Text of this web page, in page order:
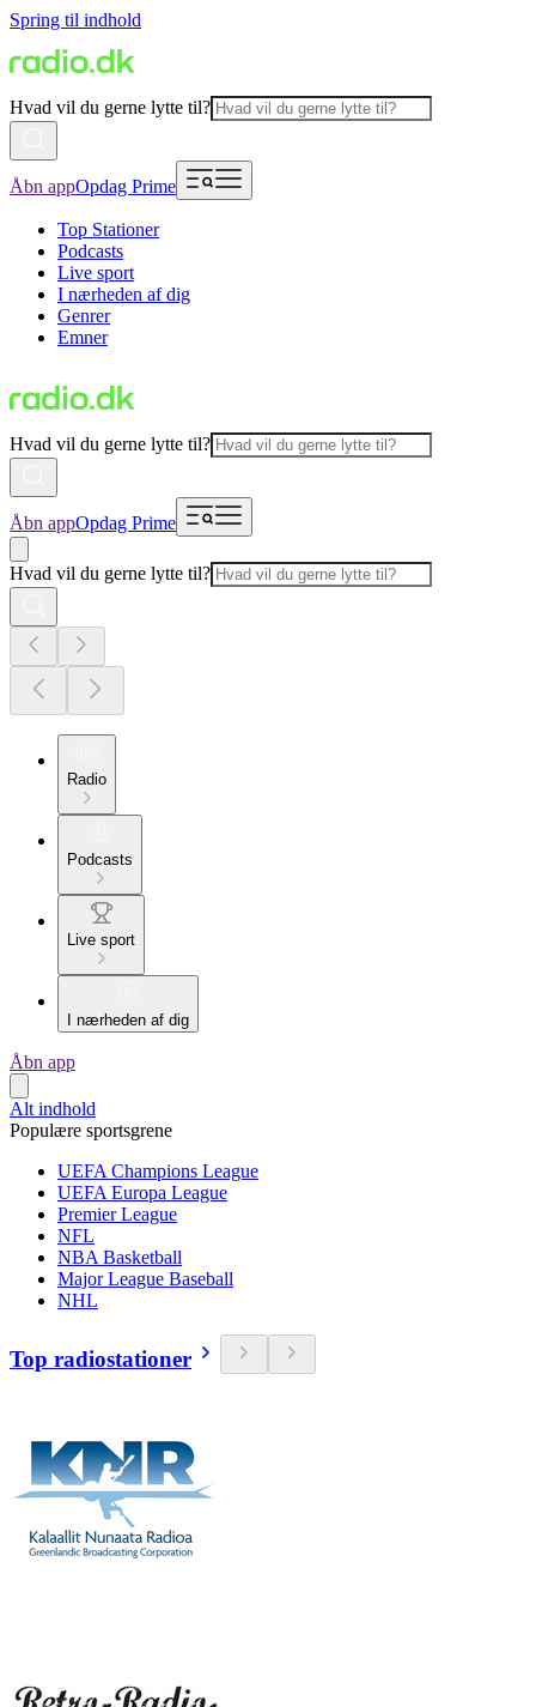
Spring til indhold
Hvad vil du gerne lytte til?
Åbn appOpdag Prime
Top Stationer
Podcasts
Live sport
I nærheden af dig
Genrer
Emner
Hvad vil du gerne lytte til?
Åbn appOpdag Prime
Hvad vil du gerne lytte til?
Radio
Podcasts
Live sport
I nærheden af dig
Åbn app
Alt indhold
Populære sportsgrene
UEFA Champions League
UEFA Europa League
Premier League
NFL
NBA Basketball
Major League Baseball
NHL
Top radiostationer